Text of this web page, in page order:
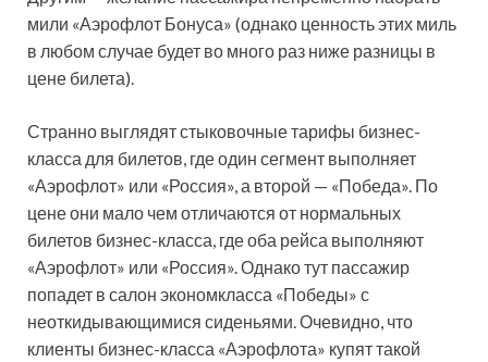
мили «Аэрофлот Бонуса» (однако ценность этих миль
в любом случае будет во много раз ниже разницы в
цене билета).
Странно выглядят стыковочные тарифы бизнес-
класса для билетов, где один сегмент выполняет
«Аэрофлот» или «Россия», а второй — «Победа». По
цене они мало чем отличаются от нормальных
билетов бизнес-класса, где оба рейса выполняют
«Аэрофлот» или «Россия». Однако тут пассажир
попадет в салон экономкласса «Победы» с
неоткидывающимися сиденьями. Очевидно, что
клиенты бизнес-класса «Аэрофлота» купят такой